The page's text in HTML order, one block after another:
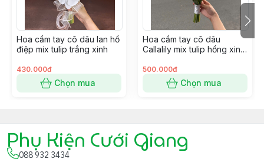
💐 Hoa cầm tay cô dâu Calla Lily mix lan hồ điệp trắng
– lựa chọn hoàn hảo cho nàng dâu yêu vẻ đẹp tinh
khôi và đẳng cấp.
Hoa cầm tay cô dâu lan hồ
điệp mix tulip trắng xinh
430.000đ
Chọn mua
Hoa cầm tay cô dâu
Callalily mix tulip hồng xinh
500.000đ
Chọn mua
Phụ Kiện Cưới Giang
088 932 3434